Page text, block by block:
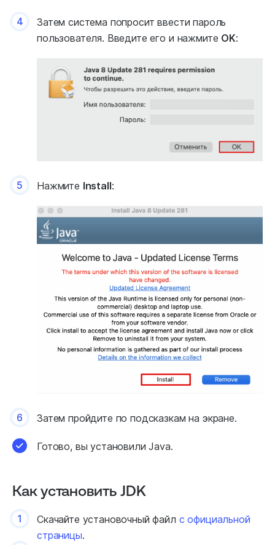
4
Затем система попросит ввести пароль
пользователя. Введите его и нажмите OK:
5 Нажмите Install:
6 Затем пройдите по подсказкам на экране.
Готово, вы установили Java.
Как установить JDK
1 Скачайте установочный файл с официальной
страницы.